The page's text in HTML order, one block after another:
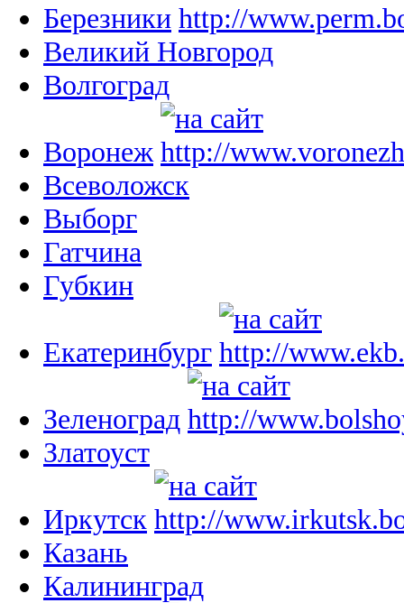
Березники
Великий Новгород
Волгоград
Воронеж
Всеволожск
Выборг
Гатчина
Губкин
Екатеринбург
Зеленоград
Златоуст
Иркутск
Казань
Калининград